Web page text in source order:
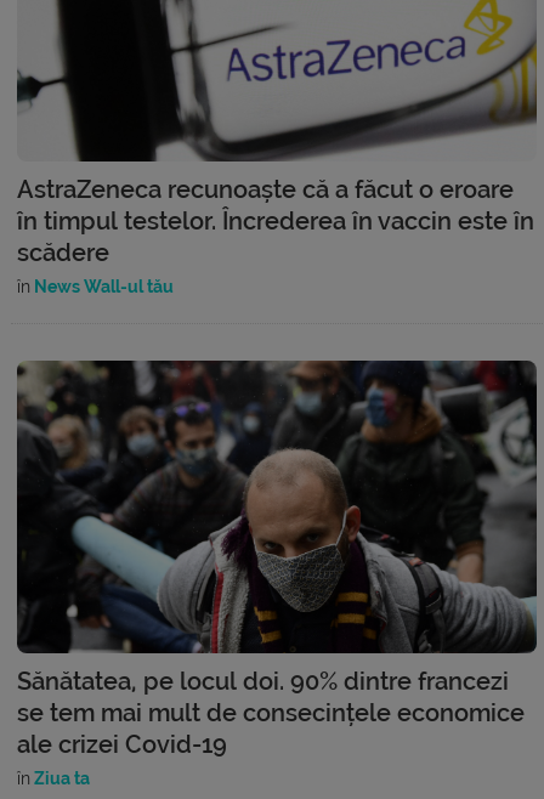
AstraZeneca recunoaște că a făcut o eroare
în timpul testelor. Încrederea în vaccin este în
scădere
în News Wall-ul tău
Sănătatea, pe locul doi. 90% dintre francezi
se tem mai mult de consecințele economice
ale crizei Covid-19
în Ziua ta